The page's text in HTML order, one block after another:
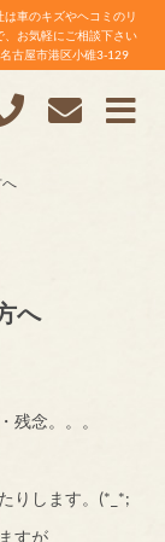
は車のキズやヘコミのリ
お気軽にご相談下さい
古屋市港区小碓3-129
へ
残念。。。
りします。(*_*;
すが